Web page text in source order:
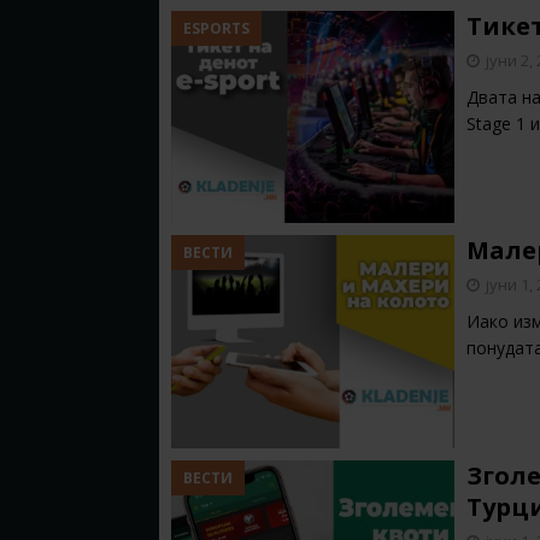
ESPORTS
јуни 2,
Двата
Stage 1
ВЕСТИ
јуни 1,
Иако
ВЕСТИ